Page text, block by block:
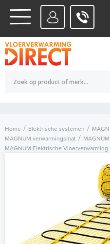
WATERSYSTEMEN
ELEKTRISCHE SYSTEMENTotaalbedrag (incl.
Home Elektrische systemen
MAGNUM verwarmingsmat
MAGNUM Elektrische